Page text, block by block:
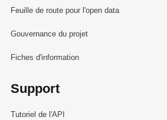
Feuille de route pour l'open data
Gouvernance du projet
Fiches d'information
Support
Tutoriel de l'API